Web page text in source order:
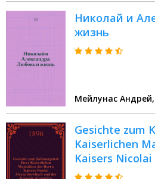
Николай и
жизнь
Gesichte zum
Kaiserlichen
Kaisers
und der